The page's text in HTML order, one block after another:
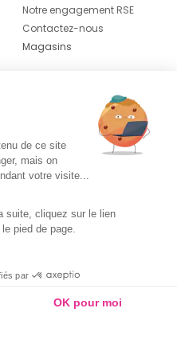
Notre engagement RSE
Contactez-nous
Magasins
de ce site
mais on
votre visite...
suite, cliquez sur le lien
pied de page.
par
OK pour moi